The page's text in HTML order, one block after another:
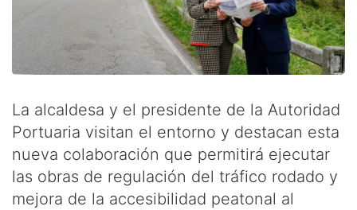
La alcaldesa y el presidente de la Autoridad
Portuaria visitan el entorno y destacan esta
nueva colaboración que permitirá ejecutar
las obras de regulación del tráfico rodado y
mejora de la accesibilidad peatonal al